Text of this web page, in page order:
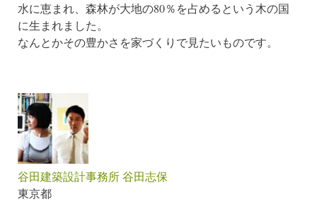
水に恵まれ、森林が大地の80％を占めるという木の国
に生まれました。
なんとかその豊かさを家づくりで見たいものです。
谷田建築設計事務所 谷田志保
東京都